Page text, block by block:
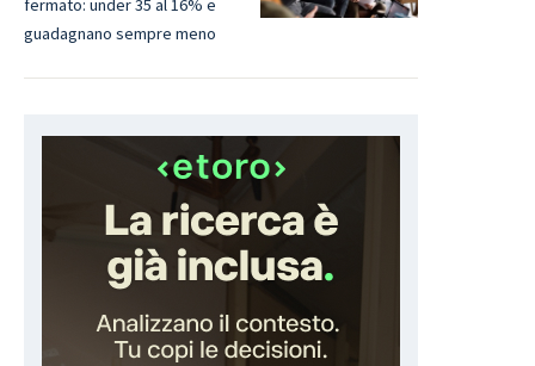
fermato: under 35 al 16% e
guadagnano sempre meno